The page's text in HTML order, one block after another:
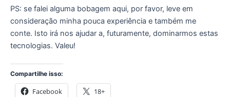
PS: se falei alguma bobagem aqui, por favor, leve em
consideração minha pouca experiência e também me
conte. Isto irá nos ajudar a, futuramente, dominarmos estas
tecnologias. Valeu!
Compartilhe isso:
Facebook 18+